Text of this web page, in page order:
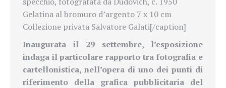
Gelatina al bromuro d’argento 7 x 10 cm
Collezione privata Salvatore Galati[/caption]
Inaugurata il 29 settembre, l’esposizione
indaga il particolare rapporto tra fotografia e
cartellonistica, nell’opera di uno dei punti di
riferimento della grafica pubblicitaria del